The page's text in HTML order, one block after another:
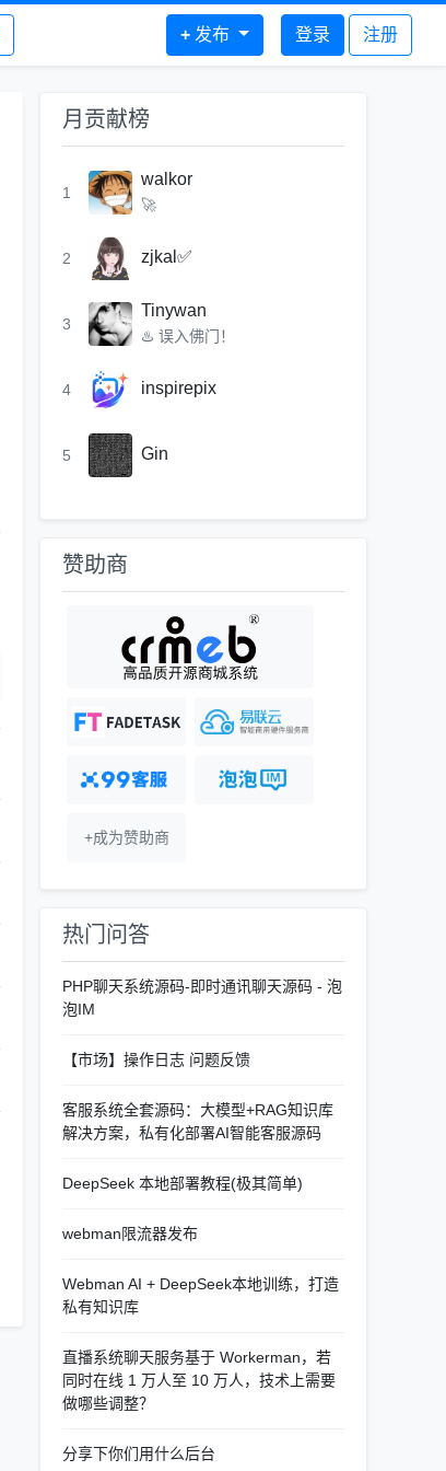
+ 发布 登录 注册
月贡献榜
1
walkor
🚀
2 zjkal✅
3
Tinywan
♨️ 误入佛门！
4 inspirepix
5 Gin
赞助商
+成为赞助商
热门问答
PHP聊天系统源码-即时通讯聊天源码 - 泡
泡IM
【市场】操作日志 问题反馈
客服系统全套源码：大模型+RAG知识库
解决方案，私有化部署AI智能客服源码
DeepSeek 本地部署教程(极其简单)
webman限流器发布
Webman AI + DeepSeek本地训练，打造
私有知识库
直播系统聊天服务基于 Workerman，若
同时在线 1 万人至 10 万人，技术上需要
做哪些调整？
分享下你们用什么后台